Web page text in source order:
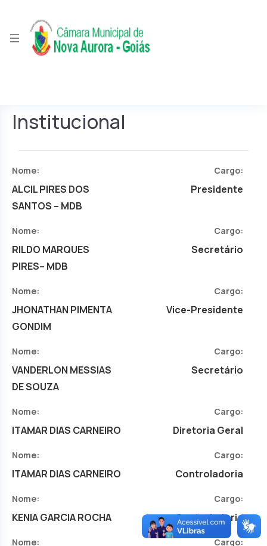
Institucional
Nome:
ALCIL PIRES DOS
SANTOS – MDB
Cargo:
Presidente
Nome:
RILDO MARQUES
PIRES– MDB
Cargo:
Secretário
Nome:
JHONATHAN PIMENTA
GONDIM
Cargo:
Vice-Presidente
Nome:
VANDERLON MESSIAS
DE SOUZA
Cargo:
Secretário
Nome:
ITAMAR DIAS CARNEIRO
Cargo:
Diretoria Geral
Nome:
ITAMAR DIAS CARNEIRO
Cargo:
Controladoria
Nome:
KENIA GARCIA ROCHA
Cargo:
Controladoria
Nome: Cargo: